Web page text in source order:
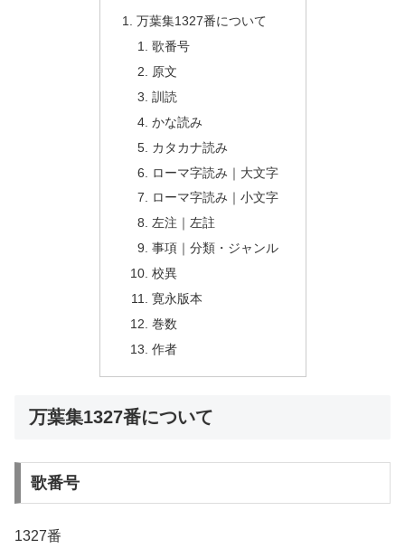
万葉集1327番について
歌番号
原文
訓読
かな読み
カタカナ読み
ローマ字読み｜大文字
ローマ字読み｜小文字
左注｜左註
事項｜分類・ジャンル
校異
寛永版本
巻数
作者
万葉集1327番について
歌番号
1327番